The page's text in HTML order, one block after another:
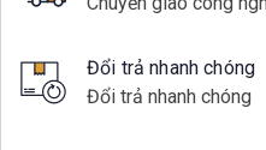
Đổi trả nhanh chóng
Đổi trả nhanh chóng